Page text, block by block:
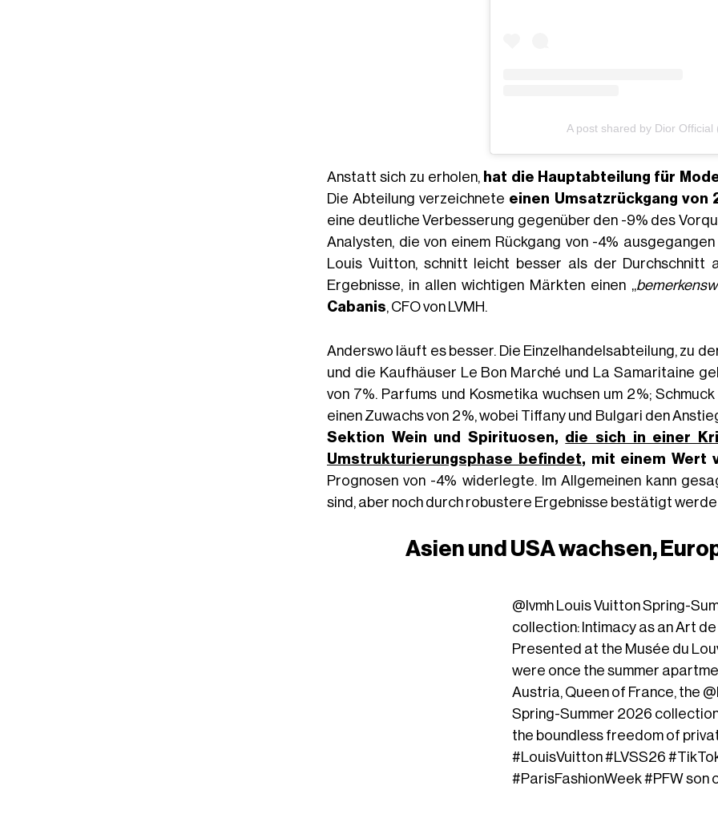
A post shared by Dior Official
Anstatt sich zu erholen, hat die Hauptabteilung für
Die Abteilung verzeichnete einen Umsatzrückgang von
eine deutliche Verbesserung gegenüber den -9% des
Analysten, die von einem Rückgang von -4%
Louis Vuitton, schnitt leicht besser als der Durchschnitt
Ergebnisse, in allen wichtigen Märkten einen „
Cabanis, CFO von LVMH.
Anderswo läuft es besser. Die Einzelhandelsabteilung, zu
und die Kaufhäuser Le Bon Marché und La Samaritaine
von 7%. Parfums und Kosmetika wuchsen um 2%;
einen Zuwachs von 2%, wobei Tiffany und Bulgari den
Sektion Wein und Spirituosen, die sich in einer
Umstrukturierungsphase befindet, mit einem Wert
Prognosen von -4% widerlegte. Im Allgemeinen kann
sind, aber noch durch robustere Ergebnisse bestätigt
Asien und USA wachsen,
@lvmh Louis Vuitton Spring-
collection: Intimacy as an Art de
Presented at the Musée du
were once the summer
Austria, Queen of France, the
Spring-Summer 2026
the boundless freedom of
#LouisVuitton#LVSS26
#ParisFashionWeek#PFWson